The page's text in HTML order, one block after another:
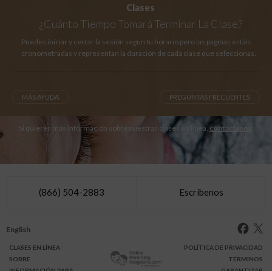
Clases
¿Cuánto Tiempo Tomará Terminar La Clase?
Puedes iniciar y cerrar la sesión según tu horario pero las páginas están
cronometradas y representan la duración de cada clase que seleccionas.
MÁS AYUDA PREGUNTAS FRECUENTES
Si quieres más información sobre nuestras clases en línea, contáctanos
(866) 504-2883 Escríbenos
English
CLASES EN LÍNEA
SOBRE
POLÍTICA DE PRIVACIDAD
TÉRMINOS